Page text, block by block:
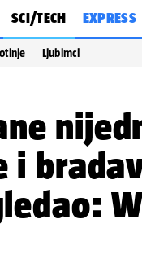
SCI/TECH EXPRESS
Ljubimci
i